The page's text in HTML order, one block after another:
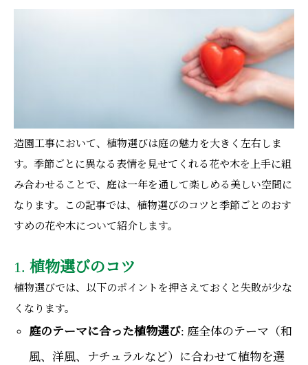
造園工事において、植物選びは庭の魅力を大きく左右しま
す。季節ごとに異なる表情を見せてくれる花や木を上手に組
み合わせることで、庭は一年を通して楽しめる美しい空間に
なります。この記事では、植物選びのコツと季節ごとのおす
すめの花や木について紹介します。
1. 植物選びのコツ
植物選びでは、以下のポイントを押さえておくと失敗が少な
くなります。
庭のテーマに合った植物選び: 庭全体のテーマ（和
風、洋風、ナチュラルなど）に合わせて植物を選